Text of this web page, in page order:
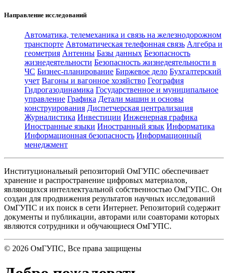
Направление исследований
Автоматика, телемеханика и связь на железнодорожном
транспорте Автоматическая телефонная связь Алгебра и
геометрия Антенны Базы данных Безопасность
жизнедеятельности Безопасность жизнедеятельности в
ЧС Бизнес-планирование Биржевое дело Бухгалтерский
учет Вагоны и вагонное хозяйство География
Гидрогазодинамика Государственное и муниципальное
управление Графика Детали машин и основы
конструирования Диспетчерская централизация
Журналистика Инвестиции Инженерная графика
Иностранные языки Иностранный язык Информатика
Информационная безопасность Информационный
менеджмент
Институциональный репозиторий ОмГУПС обеспечивает
хранение и распространение цифровых материалов,
являющихся интеллектуальной собственностью ОмГУПС. Он
создан для продвижения результатов научных исследований
ОмГУПС и их поиск в сети Интернет. Репозиторий содержит
документы и публикации, авторами или соавторами которых
являются сотрудники и обучающиеся ОмГУПС.
© 2026 ОмГУПС, Все права защищены